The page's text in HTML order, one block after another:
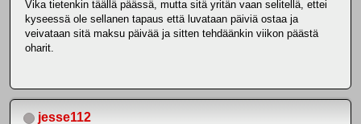
Vika tietenkin täällä päässä, mutta sitä yritän vaan selitellä, ettei
kyseessä ole sellanen tapaus että luvataan päiviä ostaa ja
veivataan sitä maksu päivää ja sitten tehdäänkin viikon päästä
oharit.
jesse112